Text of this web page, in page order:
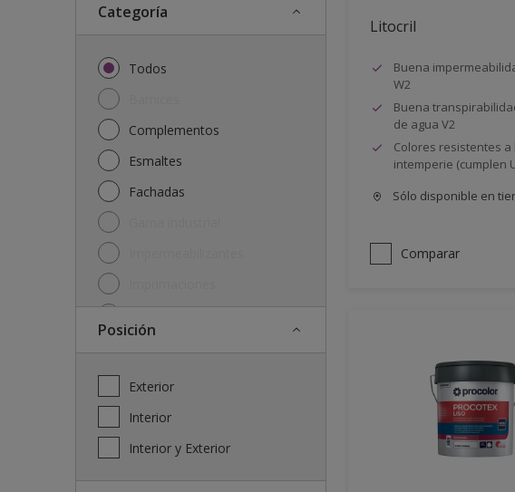
Categoría
Todos
Complementos
Esmaltes
Fachadas
posición
Exterior
Interior
Interior y Exterior
Litocril
Buena
W2
Buena
de agua V2
Colores resistentes a
intemperie (cumplen
Sólo disponible en
Comparar